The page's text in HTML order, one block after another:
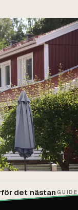
det nästan GUIDE